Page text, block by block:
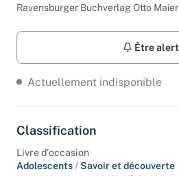
Ravensburger Buchverlag Otto
Être
Actuellement indisponible
Classification
Livre d'occasion
Adolescents/Savoir et découverte